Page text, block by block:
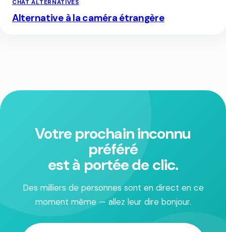
CHAT ALTERNATIVES
Alternative à la caméra étrangère
Votre prochain inconnu
préféré
est à portée de clic.
Des milliers de personnes sont en direct en ce
moment même — allez leur dire bonjour.